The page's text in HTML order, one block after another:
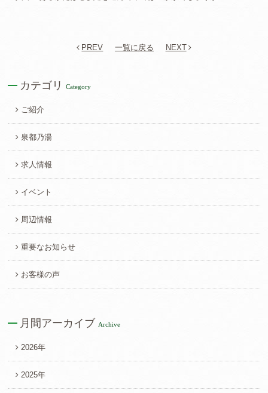
PREV 一覧に戻る NEXT
カテゴリ Category
ご紹介
泉都乃湯
求人情報
イベント
周辺情報
重要なお知らせ
お客様の声
月間アーカイブ Archive
2026年
2025年